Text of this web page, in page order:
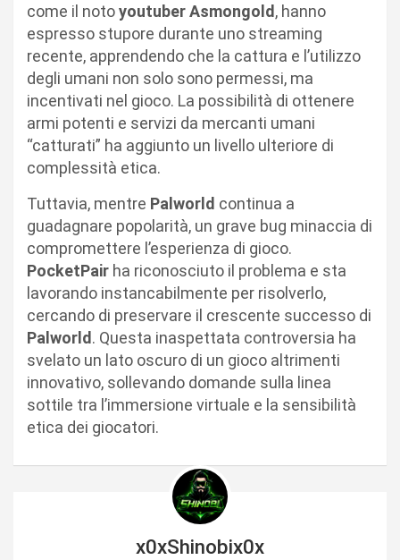
come il notoyoutuber Asmongold , hanno
espresso stupore durante uno streaming
recente, apprendendo che la cattura e l’utilizzo
degli umani non solo sono permessi, ma
incentivati nel gioco. La possibilità di ottenere
armi potenti e servizi da mercanti umani
“catturati” ha aggiunto un livello ulteriore di
complessità etica.
Tuttavia, mentre Palworld continua a
guadagnare popolarità, un grave bug minaccia di
compromettere l’esperienza di gioco.
PocketPair ha riconosciuto il problema e sta
lavorando instancabilmente per risolverlo,
cercando di preservare il crescente successo di
Palworld . Questa inaspettata controversia ha
svelato un lato oscuro di un gioco altrimenti
innovativo, sollevando domande sulla linea
sottile tra l’immersione virtuale e la sensibilità
etica dei giocatori.
x0xShinobix0x